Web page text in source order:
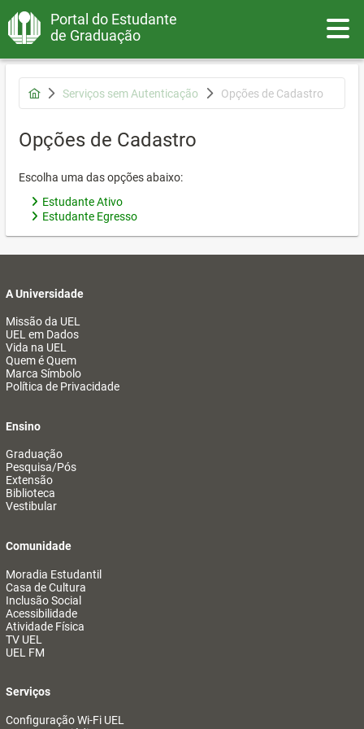
Portal do Estudante
de Graduação
Serviços sem Autenticação Opções de Cadastro
Opções de Cadastro
Escolha uma das opções abaixo:
Estudante Ativo
Estudante Egresso
A Universidade
Missão da UEL
UEL em Dados
Vida na UEL
Quem é Quem
Marca Símbolo
Política de Privacidade
Ensino
Graduação
Pesquisa/Pós
Extensão
Biblioteca
Vestibular
Comunidade
Moradia Estudantil
Casa de Cultura
Inclusão Social
Acessibilidade
Atividade Física
TV UEL
UEL FM
Serviços
Configuração Wi-Fi UEL